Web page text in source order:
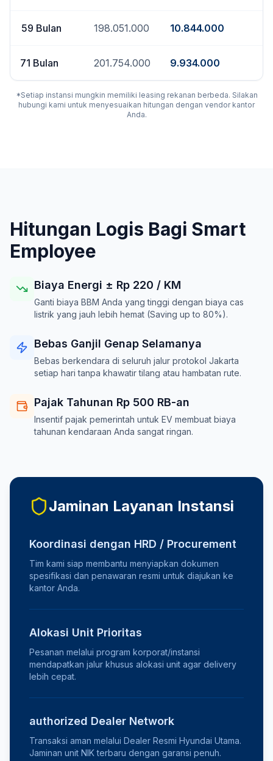
59 Bulan 198.051.000 10.844.000
71 Bulan 201.754.000 9.934.000
*Setiap instansi mungkin memiliki leasing rekanan berbeda. Silakan
hubungi kami untuk menyesuaikan hitungan dengan vendor kantor
Anda.
Hitungan Logis Bagi Smart
Employee
Biaya Energi ± Rp 220 / KM
Ganti biaya BBM Anda yang tinggi dengan biaya cas
listrik yang jauh lebih hemat (Saving up to 80%).
Bebas Ganjil Genap Selamanya
Bebas berkendara di seluruh jalur protokol Jakarta
setiap hari tanpa khawatir tilang atau hambatan rute.
Pajak Tahunan Rp 500 RB-an
Insentif pajak pemerintah untuk EV membuat biaya
tahunan kendaraan Anda sangat ringan.
Jaminan Layanan Instansi
Koordinasi dengan HRD / Procurement
Tim kami siap membantu menyiapkan dokumen
spesifikasi dan penawaran resmi untuk diajukan ke
kantor Anda.
Alokasi Unit Prioritas
Pesanan melalui program korporat/instansi
mendapatkan jalur khusus alokasi unit agar delivery
lebih cepat.
authorized Dealer Network
Transaksi aman melalui Dealer Resmi Hyundai Utama.
Jaminan unit NIK terbaru dengan garansi penuh.